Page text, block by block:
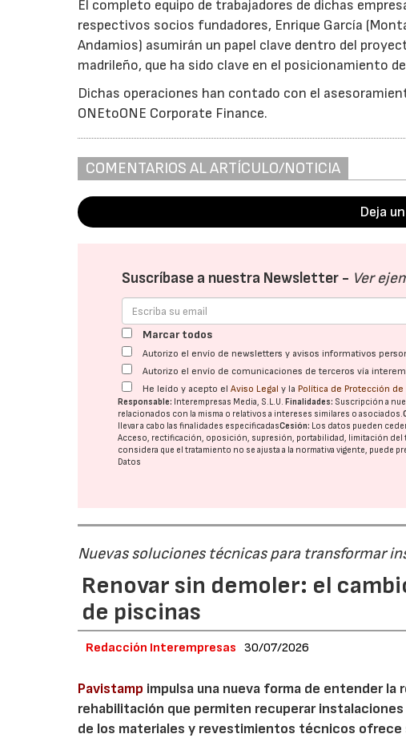
El completo equipo de trabajadores de dichas
respectivos socios fundadores, Enrique García
Andamios) asumirán un papel clave dentro del
madrileño, que ha sido clave en el posicionamiento
Dichas operaciones han contado con el
ONEtoONE Corporate Finance.
COMENTARIOS AL ARTÍCULO/NOTICIA
Deja
Suscríbase a nuestra Newsletter - Ver
Marcar todos
Autorizo el envío de newsletters y avisos informativos
Autorizo el envío de comunicaciones de terceros vía
He leído y acepto elAviso Legal y la Política de Protección de
Responsable: Interempresas Media, S.L.U. Finalidades: Suscripción a
relacionados con la misma o relativos a intereses similares o asociados.
llevar a cabo las finalidades especificadasCesión: Los datos pueden
Acceso, rectificación, oposición, supresión, portabilidad, limitación del
considera que el tratamiento no se ajusta a la normativa vigente, puede
Datos
Nuevas soluciones técnicas para transformar
Renovar sin demoler: el
de piscinas
Redacción Interempresas 30/07/2026
Pavistamp impulsa una nueva forma de entender
rehabilitación que permiten recuperar
de los materiales y revestimientos técnicos